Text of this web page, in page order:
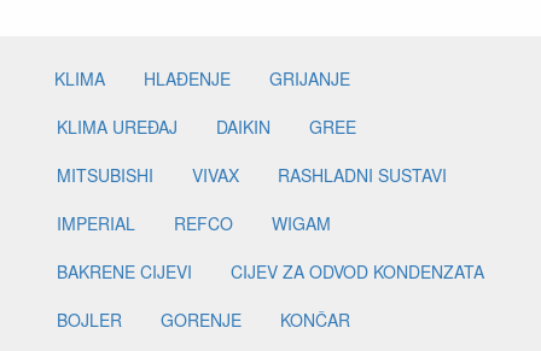
KLIMA HLAĐENJE
GRIJANJE
KLIMA UREĐAJ
DAIKIN
GREE
MITSUBISHI
VIVAX
RASHLADNI SUSTAVI
IMPERIAL
REFCO
WIGAM
BAKRENE CIJEVI
CIJEV ZA ODVOD KONDENZATA
BOJLER
GORENJE
KONČAR